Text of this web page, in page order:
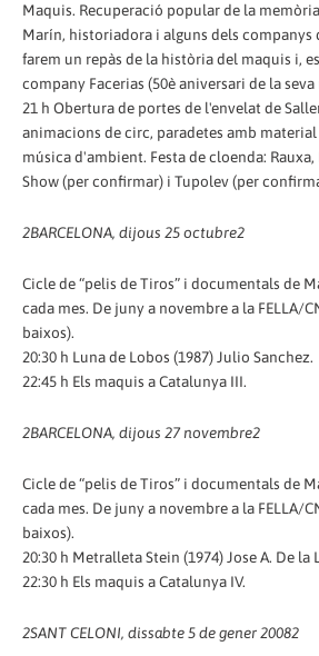
Maquis. Recuperació popular de la
Marín, historiadora i alguns dels companys
farem un repàs de la història del maquis i,
company Facerias (50è aniversari de la
21 h Obertura de portes de l'envelat de
animacions de circ, paradetes amb
música d'ambient. Festa de cloenda:
Show (per confirmar) i Tupolev (per
2BARCELONA, dijous 25 octubre2
Cicle de “pelis de Tiros” i documentals de
cada mes. De juny a novembre a la FELLA/
baixos).
20:30 h Luna de Lobos (1987) Julio Sanchez.
22:45 h Els maquis a Catalunya III.
2BARCELONA, dijous 27 novembre2
Cicle de “pelis de Tiros” i documentals de
cada mes. De juny a novembre a la FELLA/
baixos).
20:30 h Metralleta Stein (1974) Jose A. De la
22:30 h Els maquis a Catalunya IV.
2SANT CELONI, dissabte 5 de gener 20082